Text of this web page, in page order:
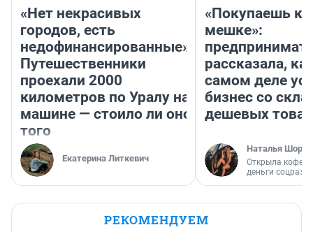
«Нет некрасивых
городов, есть
недофинансированные».
Путешественники
проехали 2000
километров по Уралу на
машине — стоило ли оно
того
Екатерина Литкевич
«Покупаешь
мешке»:
рассказала,
самом деле
бизнес со
дешевых
Наталья
Открыла
деньги
РЕКОМЕНДУЕМ